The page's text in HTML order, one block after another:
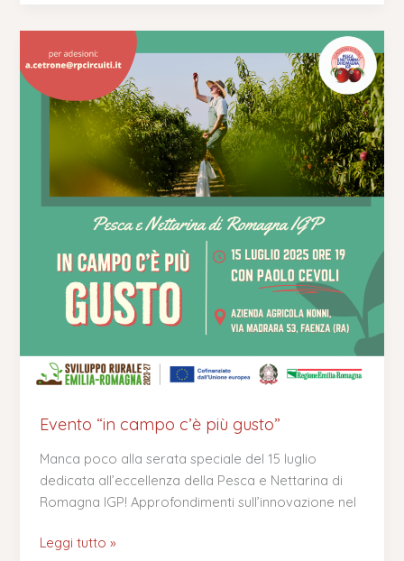
Evento “in campo c’è più gusto”
Manca poco alla serata speciale del 15 luglio
dedicata all’eccellenza della Pesca e Nettarina di
Romagna IGP! Approfondimenti sull’innovazione nel
“in
c’è
Leggi tutto »